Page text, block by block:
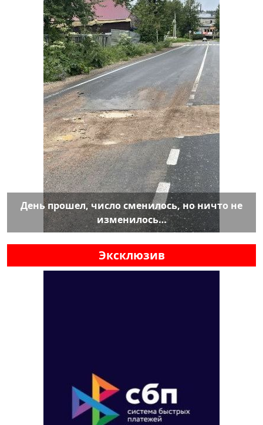
День прошел, число сменилось, но ничто не
изменилось…
Эксклюзив